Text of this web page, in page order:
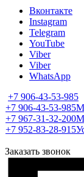
Вконтакте
Instagram
Telegram
YouTube
Viber
Viber
WhatsApp
+7 906-43-53-985
+7 906-43-53-985
+7 967-31-32-200
+7 952-83-28-915
Заказать звонок